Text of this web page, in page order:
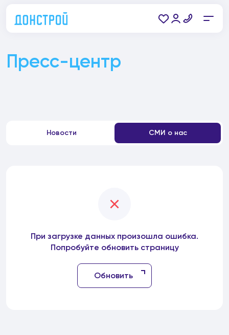
Пресс-центр
Новости СМИ о нас
При загрузке данных произошла ошибка.
Попробуйте обновить страницу
Обновить